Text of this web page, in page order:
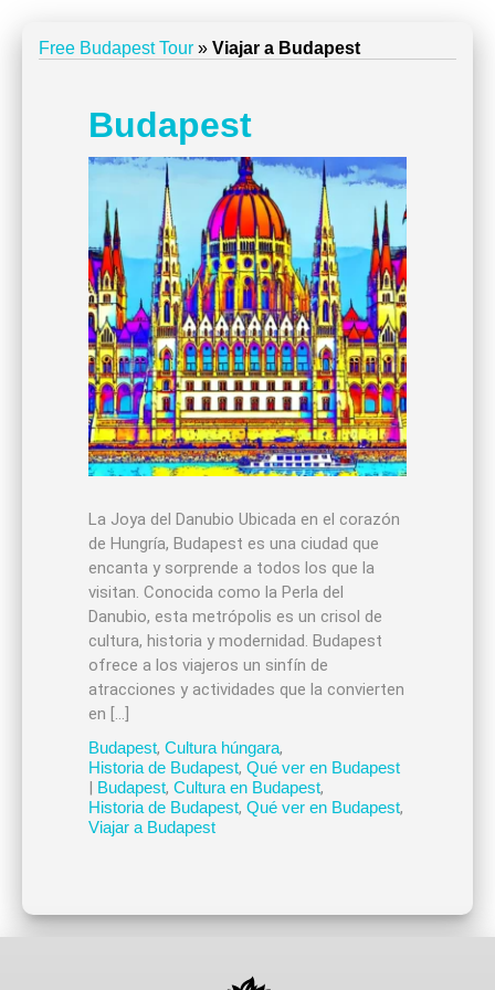
Free Budapest Tour » Viajar a Budapest
Budapest
La Joya del Danubio Ubicada en el corazón
de Hungría, Budapest es una ciudad que
encanta y sorprende a todos los que la
visitan. Conocida como la Perla del
Danubio, esta metrópolis es un crisol de
cultura, historia y modernidad. Budapest
ofrece a los viajeros un sinfín de
atracciones y actividades que la convierten
en […]
Budapest, Cultura húngara,
Historia de Budapest, Qué ver en Budapest
| Budapest, Cultura en Budapest,
Historia de Budapest, Qué ver en Budapest,
Viajar a Budapest